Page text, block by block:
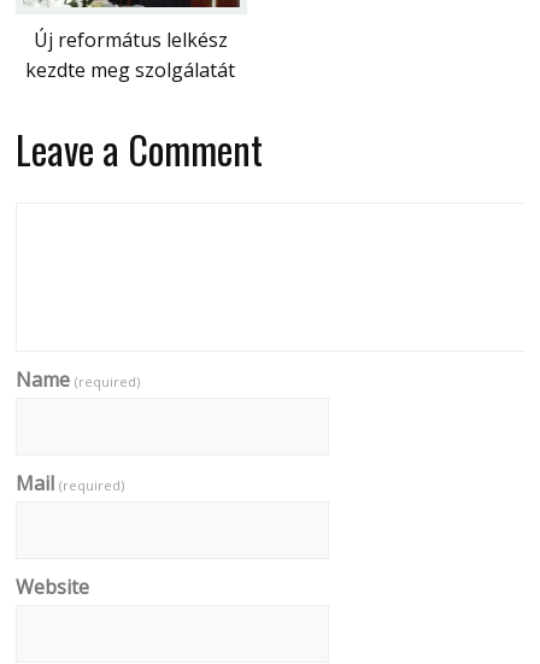
Új református lelkész
kezdte meg szolgálatát
Leave a Comment
Name(required)
Mail(required)
Website